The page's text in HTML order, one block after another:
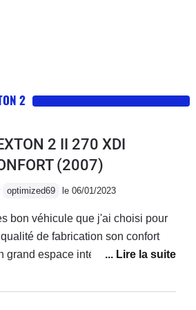
2
2 II 270 XDI
(2007)
optimized69 le 06/01/2023
bon véhicule que j'ai choisi pour
de fabrication son confort
grand espace intérieur.moteur et
je connais par cœur ! Et oui j'ai